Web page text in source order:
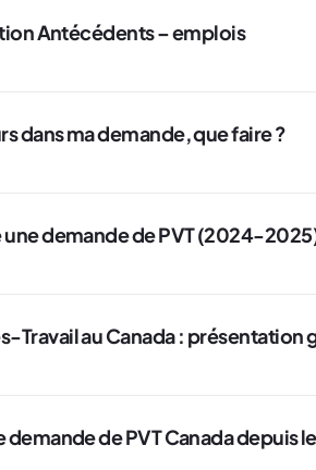
Antécédents – emplois
dans ma demande, que faire ?
une demande de PVT (2024-
Travail au Canada : présentation
demande de PVT Canada depuis